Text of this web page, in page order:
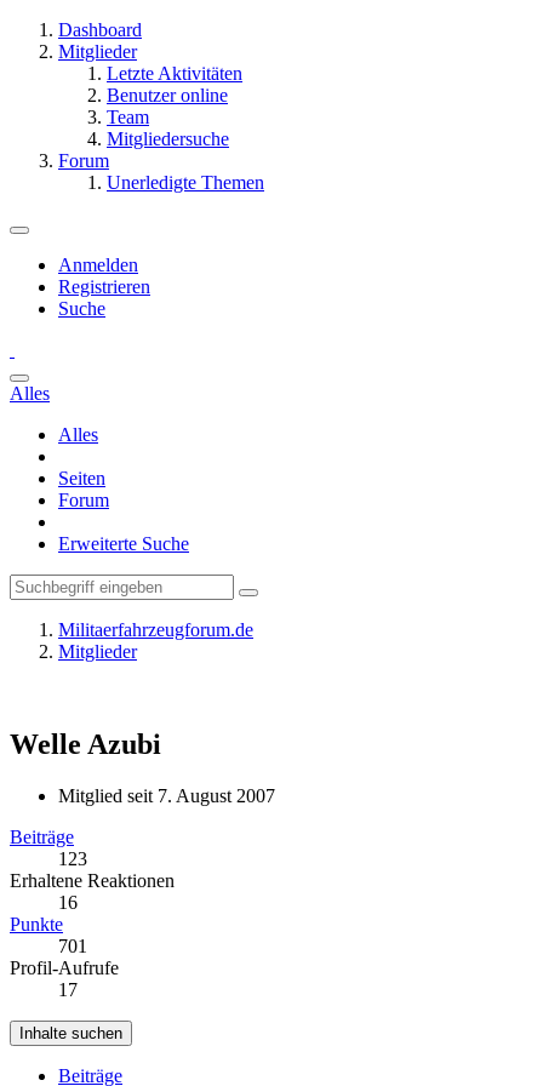
Dashboard
Mitglieder
Letzte Aktivitäten
Benutzer online
Team
Mitgliedersuche
Forum
Unerledigte Themen
Anmelden
Registrieren
Suche
Alles
Alles
Seiten
Forum
Erweiterte Suche
Militaerfahrzeugforum.de
Mitglieder
Welle Azubi
Mitglied seit 7. August 2007
Beiträge
123
Erhaltene Reaktionen
16
Punkte
701
Profil-Aufrufe
17
Inhalte suchen
Beiträge